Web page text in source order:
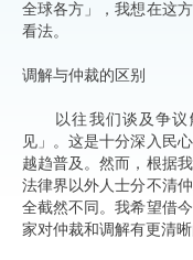
全球各方」，我想在这
看法。
调解与仲裁的区别
以往我们谈及争议
见」。这是十分深入民
越趋普及。然而，根据
法律界以外人士分不清
全截然不同。我希望借
家对仲裁和调解有更清晰